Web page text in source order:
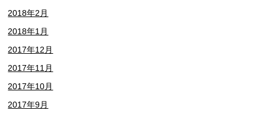
2018年2月
2018年1月
2017年12月
2017年11月
2017年10月
2017年9月